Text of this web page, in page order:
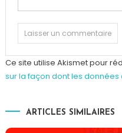
Ce site utilise Akismet pour
sur la façon dont les
ARTICLES SIMILAIRES